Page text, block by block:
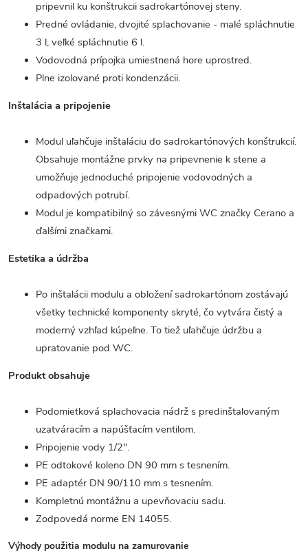
pripevnil ku konštrukcii sadrokartónovej steny.
Predné ovládanie, dvojité splachovanie - malé spláchnutie
3 l, veľké spláchnutie 6 l.
Vodovodná prípojka umiestnená hore uprostred.
Plne izolované proti kondenzácii.
Inštalácia a pripojenie
Modul uľahčuje inštaláciu do sadrokartónových konštrukcií.
Obsahuje montážne prvky na pripevnenie k stene a
umožňuje jednoduché pripojenie vodovodných a
odpadových potrubí.
Modul je kompatibilný so závesnými WC značky Cerano a
ďalšími značkami.
Estetika a údržba
Po inštalácii modulu a obložení sadrokartónom zostávajú
všetky technické komponenty skryté, čo vytvára čistý a
moderný vzhľad kúpeľne. To tiež uľahčuje údržbu a
upratovanie pod WC.
Produkt obsahuje
Podomietková splachovacia nádrž s predinštalovaným
uzatváracím a napúšťacím ventilom.
Pripojenie vody 1/2".
PE odtokové koleno DN 90 mm s tesnením.
PE adaptér DN 90/110 mm s tesnením.
Kompletnú montážnu a upevňovaciu sadu.
Zodpovedá norme EN 14055.
Výhody použitia modulu na zamurovanie